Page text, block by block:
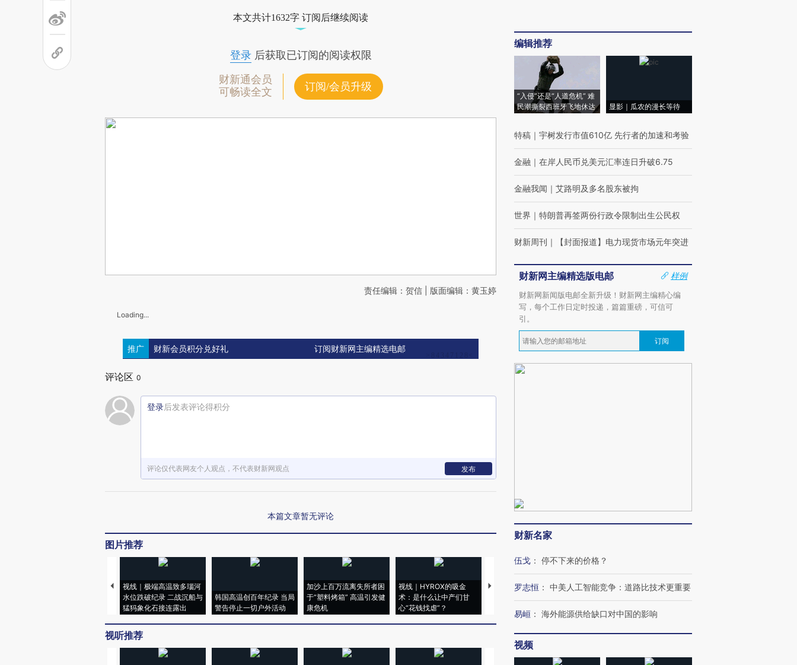
本文共计1632字 订阅后继续阅读
登录后获取已订阅的阅读权限
财新通会员
可畅读全文
订阅/会员升级
责任编辑：贺信 | 版面编辑：黄玉婷
Loading...
推广 财新会员积分兑好礼 订阅财新网主编精选电邮
评论区 0
登录后发表评论得积分
评论仅代表网友个人观点，不代表财新网观点 发布
本篇文章暂无评论
图片推荐
视线｜极端高温致多瑙河
水位跌破纪录 二战沉船与
猛犸象化石接连露出
韩国高温创百年纪录 当局
警告停止一切户外活动
加沙上百万流离失所者困
于“塑料烤箱” 高温引发健
康危机
视线｜HYROX的吸金
术：是什么让中产们甘
心“花钱找虐”？
马航飞行员跨国走私7万
视线｜被称为“蟑螂”的印
育部长拱下台
视线｜“入侵”还是“人道危
视听推荐
编辑推荐
“入侵”还是“人道危机” 难
民潮撕裂西班牙飞地休达
显影｜瓜农的漫长等待
特稿 ｜ 宇树发行市值610亿 先行者的加速和考验
金融 ｜ 在岸人民币兑美元汇率连日升破6.75
金融我闻 ｜ 艾路明及多名股东被拘
世界 ｜ 特朗普再签两份行政令限制出生公民权
财新周刊 ｜ 【封面报道】电力现货市场元年突进
财新网主编精选版电邮
样例
财新网新闻版电邮全新升级！财新网主编精心编
写，每个工作日定时投递，篇篇重磅，可信可
引。
订阅
财新名家
伍戈 ： 停不下来的价格？
罗志恒 ： 中美人工智能竞争：道路比技术更重要
易峘 ： 海外能源供给缺口对中国的影响
视频